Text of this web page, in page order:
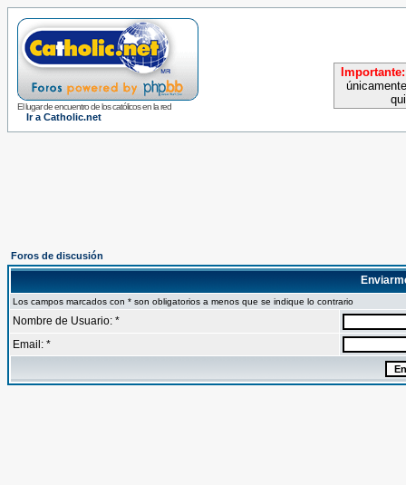
El lugar de encuentro de los católicos en la red
Ir a Catholic.net
Importante:
Foros de discusión
Los campos marcados con * son obligatorios a menos que se indique lo contrario
Nombre de Usuario: *
Email: *